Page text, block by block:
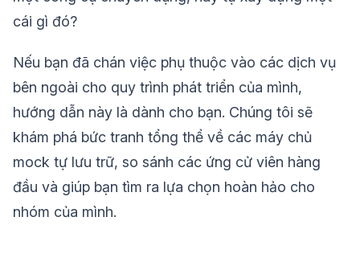
cái gì đó?
Nếu bạn đã chán việc phụ thuộc vào các dịch vụ
bên ngoài cho quy trình phát triển của mình,
hướng dẫn này là dành cho bạn. Chúng tôi sẽ
khám phá bức tranh tổng thể về các máy chủ
mock tự lưu trữ, so sánh các ứng cử viên hàng
đầu và giúp bạn tìm ra lựa chọn hoàn hảo cho
nhóm của mình.